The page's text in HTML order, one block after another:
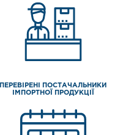
ПЕРЕВІРЕНІ ПОСТАЧАЛЬНИКИ
ІМПОРТНОЇ ПРОДУКЦІЇ